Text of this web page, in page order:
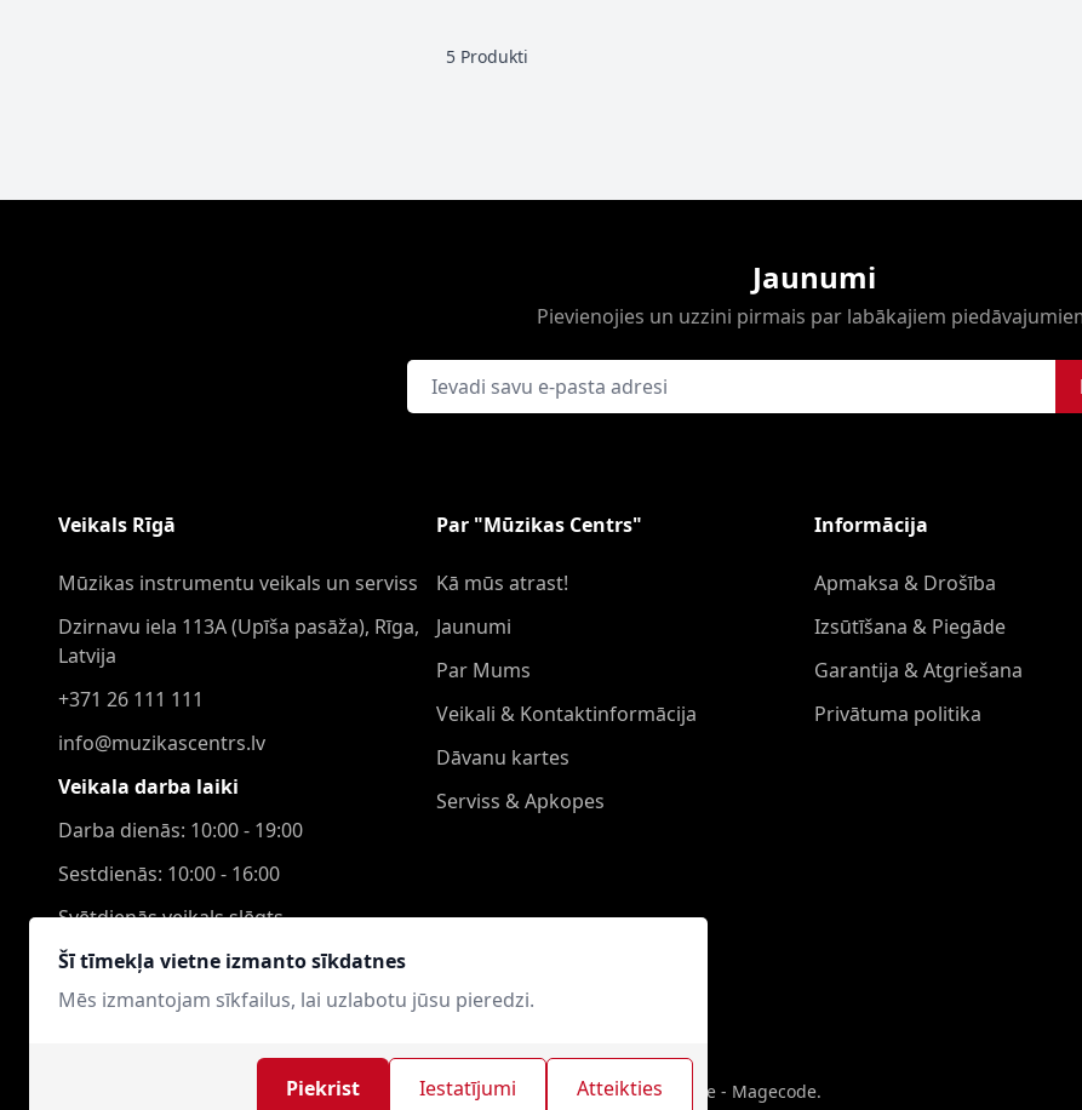
Šī tīmekļa vietne izmanto sīkdatnes
Mēs izmantojam sīkfailus, lai uzlabotu jūsu pieredzi.
Piekrist Iestatījumi Atteikties
5 Produkti
Jaunumi
Pievienojies un uzzini pirmais par labākajiem
E-pasta adrese
Veikals Rīgā
Mūzikas instrumentu veikals un serviss
Dzirnavu iela 113A (Upīša pasāža), Rīga,
Latvija
+371 26 111 111
info@muzikascentrs.lv
Veikala darba laiki
Darba dienās: 10:00 - 19:00
Sestdienās: 10:00 - 16:00
Svētdienās veikals slēgts
Par "Mūzikas Centrs"
Kā mūs atrast!
Jaunumi
Par Mums
Veikali & Kontaktinformācija
Dāvanu kartes
Serviss & Apkopes
Informācija
Apmaksa & Drošība
Izsūtīšana & Piegāde
Garantija & Atgriešana
Privātuma politika
Mūzikas Centrs © 2021-2026. Visas tiesības aizsargātas. Interneta veikala izveide - Magecode.